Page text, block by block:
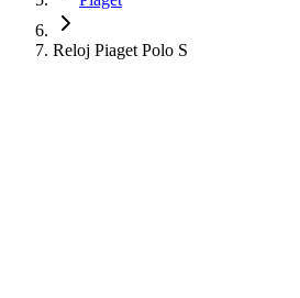
Reloj Piaget Polo S